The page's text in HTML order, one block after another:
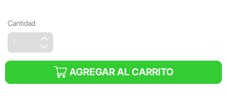
Cantidad
AGREGAR AL CARRITO